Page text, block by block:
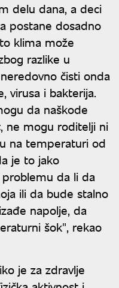
delu dana, a deci
postane dosadno
klima može
razlike u
čisti onda
virusa i bakterija.
da naškode
ne mogu roditelji ni
na temperaturi od
je to jako
da li da
ili da bude stalno
napolje, da
šok", rekao
je za zdravlje